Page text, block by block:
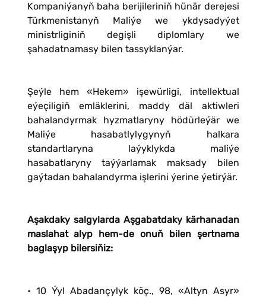
Kompaniýanyň baha berijileriniň hünär derejesi
Türkmenistanyň Maliýe we ykdysadyýet
ministrliginiň degişli diplomlary we
şahadatnamasy bilen tassyklanýar.
Şeýle hem «Hekem» işewürligi, intellektual
eýeçiligiň emläklerini, maddy däl aktiwleri
bahalandyrmak hyzmatlaryny hödürleýär we
Maliýe hasabatlylygynyň halkara
standartlaryna laýyklykda maliýe
hasabatlaryny taýýarlamak maksady bilen
gaýtadan bahalandyrma işlerini ýerine ýetirýär.
Aşakdaky salgylarda Aşgabatdaky kärhanadan
maslahat alyp hem-de onuň bilen şertnama
baglaşyp bilersiňiz:
• 10 Ýyl Abadançylyk köç., 98, «Altyn Asyr»